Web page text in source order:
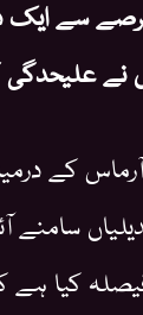
سے
نے
آرماس کے
سامنے
کیا ہے